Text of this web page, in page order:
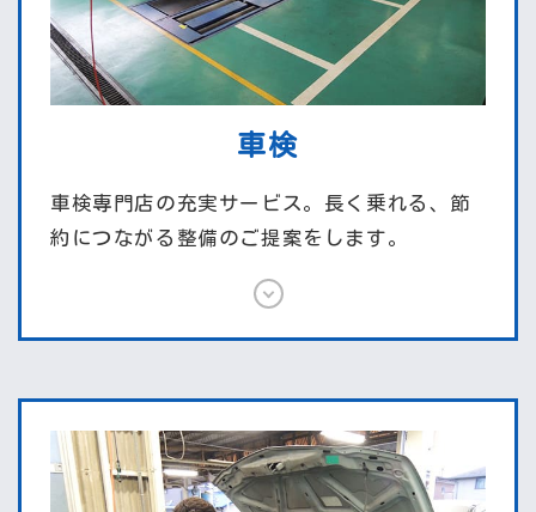
車検
車検専門店の充実サービス。長く乗れる、節
約につながる整備のご提案をします。